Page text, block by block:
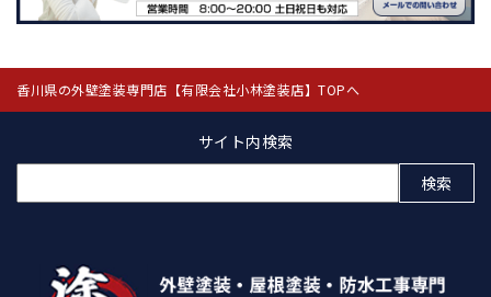
香川県の外壁塗装専門店【有限会社小林塗装店】TOPへ
サイト内検索
索: